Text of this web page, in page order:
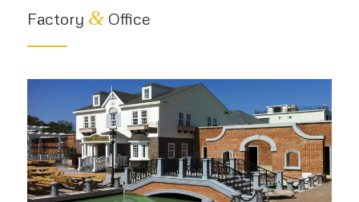
Factory &Office